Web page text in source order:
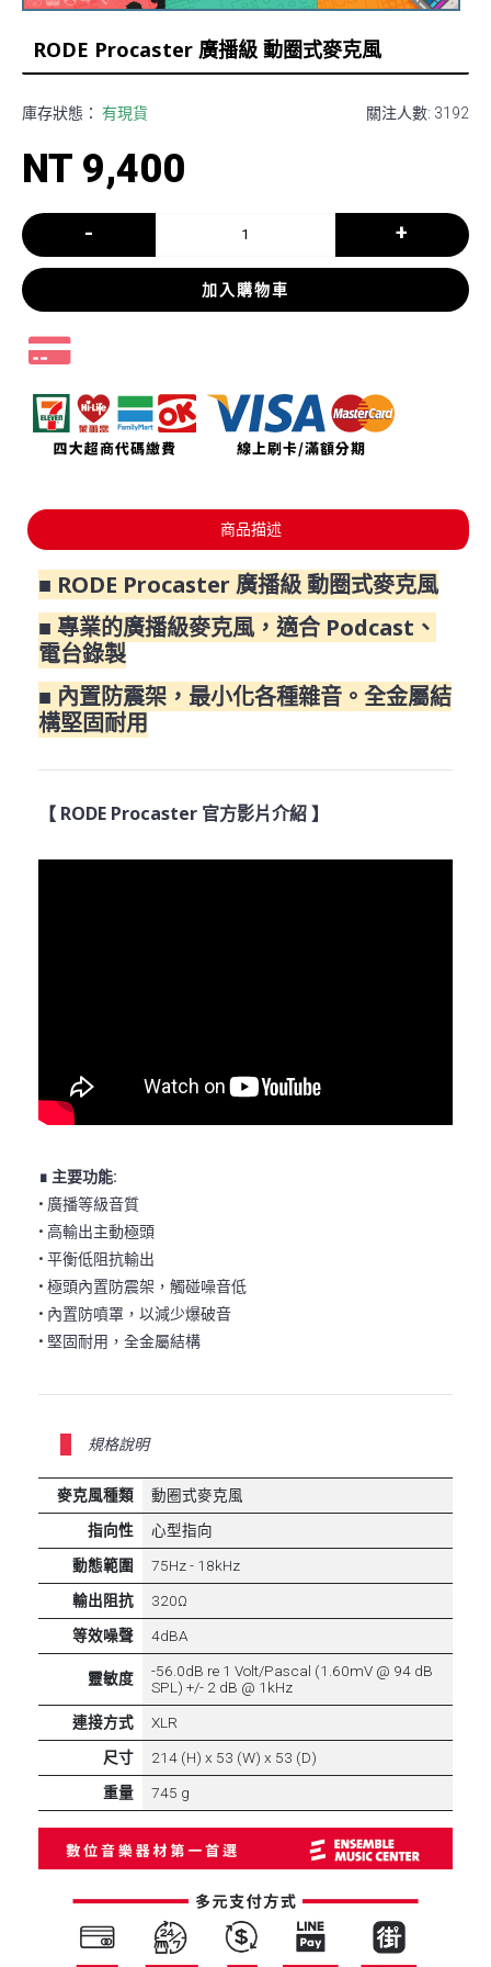
RODE Procaster 廣播級 動圈式麥克風
關注人數: 3192
庫存狀態： 有現貨
NT 9,400
- +
加入購物車
商品描述
■ RODE Procaster 廣播級 動圈式麥克風
■ 專業的廣播級麥克風，適合 Podcast、
電台錄製
■ 內置防震架，最小化各種雜音。全金屬結
構堅固耐用
【 RODE Procaster 官方影片介紹 】
∎ 主要功能:
• 廣播等級音質
• 高輸出主動極頭
• 平衡低阻抗輸出
• 極頭內置防震架，觸碰噪音低
• 內置防噴罩，以減少爆破音
• 堅固耐用，全金屬結構
規格說明
麥克風種類
動圈式麥克風
指向性
心型指向
動態範圍
75Hz - 18kHz
輸出阻抗
320Ω
等效噪聲
4dBA
靈敏度
-56.0dB re 1 Volt/Pascal (1.60mV @ 94 dB
SPL) +/- 2 dB @ 1kHz
連接方式
XLR
尺寸
214 (H) x 53 (W) x 53 (D)
重量
745 g